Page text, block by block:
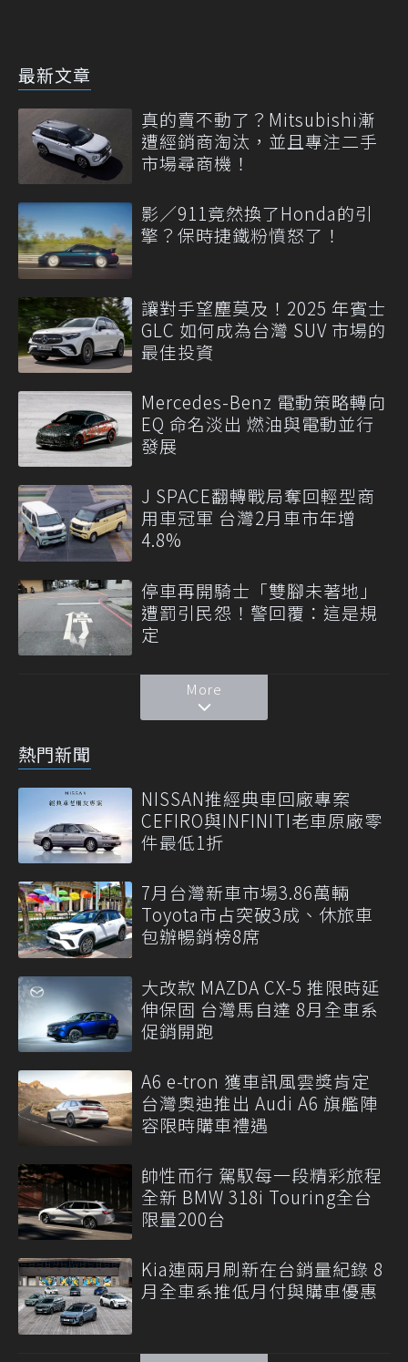
最新文章
真的賣不動了？Mitsubishi漸
遭經銷商淘汰，並且專注二手
市場尋商機！
影／911竟然換了Honda的引
擎？保時捷鐵粉憤怒了！
讓對手望塵莫及！2025 年賓士
GLC 如何成為台灣 SUV 市場的
最佳投資
Mercedes-Benz 電動策略轉向
EQ 命名淡出 燃油與電動並行
發展
J SPACE翻轉戰局奪回輕型商
用車冠軍 台灣2月車市年增
4.8%
停車再開騎士「雙腳未著地」
遭罰引民怨！警回覆：這是規
定
More
熱門新聞
NISSAN推經典車回廠專案
CEFIRO與INFINITI老車原廠零
件最低1折
7月台灣新車市場3.86萬輛
Toyota市占突破3成、休旅車
包辦暢銷榜8席
大改款 MAZDA CX-5 推限時延
伸保固 台灣馬自達 8月全車系
促銷開跑
A6 e-tron 獲車訊風雲獎肯定
台灣奧迪推出 Audi A6 旗艦陣
容限時購車禮遇
帥性而行 駕馭每一段精彩旅程
全新 BMW 318i Touring全台
限量200台
Kia連兩月刷新在台銷量紀錄 8
月全車系推低月付與購車優惠